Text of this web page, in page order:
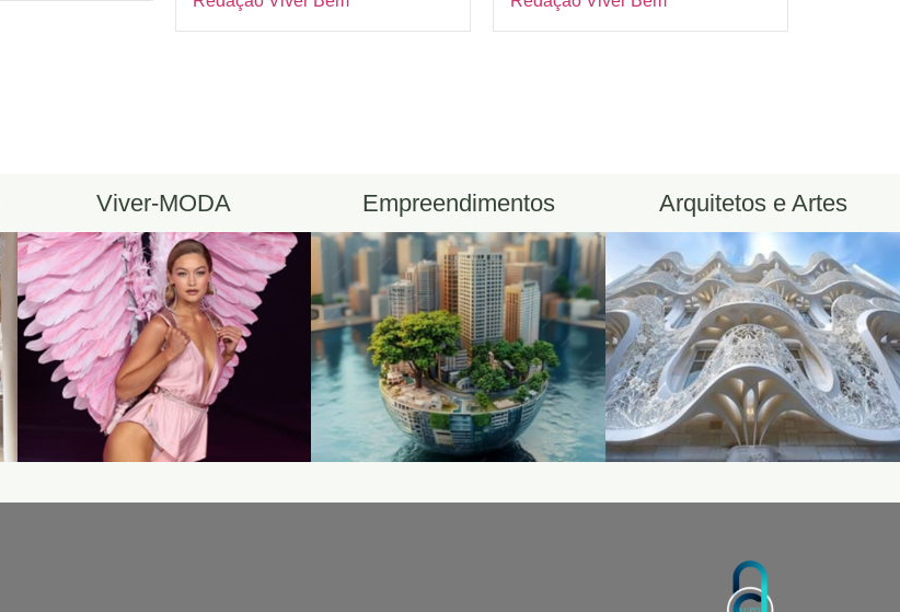
Viver-MODA Empreendimentos Arquitetos e Artes